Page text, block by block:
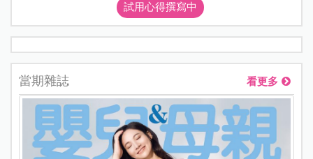
試用心得撰寫中
當期雜誌 看更多